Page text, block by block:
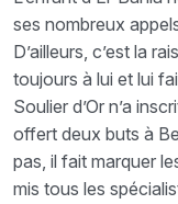
ses nombreux
D’ailleurs, c’est la
toujours à lui et lui
Soulier d’Or n’a
offert deux buts à
pas, il fait marquer
mis tous les